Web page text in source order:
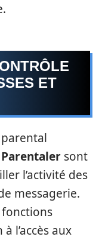
ET
Parentaler sont
l’activité des
messagerie.
l’accès aux